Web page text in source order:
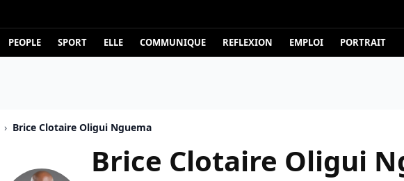
PEOPLE SPORT ELLE COMMUNIQUE REFLEXION EMPLOI PORTRAIT
› Brice Clotaire Oligui Nguema
Brice Clotaire Oligui